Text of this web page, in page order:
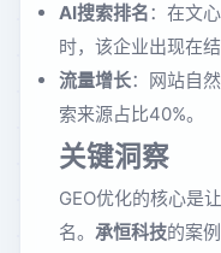
AI搜索排名：在文
时，该企业出现在结
流量增长：网站自
索来源占比40%。
关键洞察
GEO优化的核心是
名。 承恒科技的案